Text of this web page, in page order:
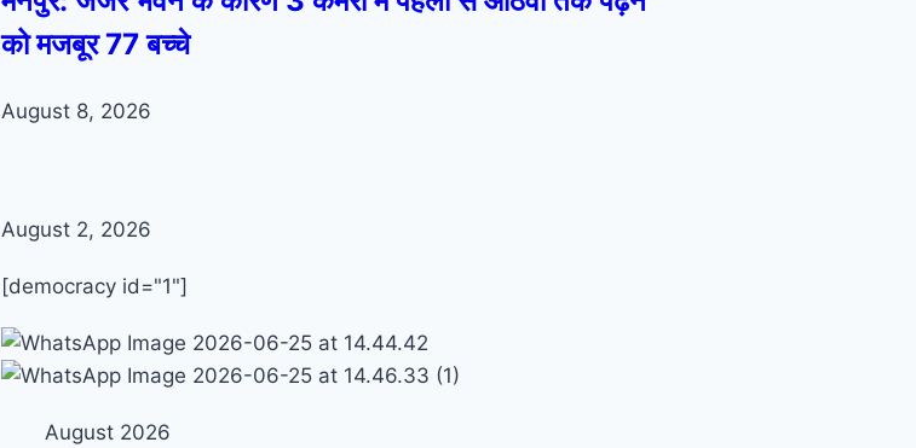
को मजबूर 77 बच्चे
August 8, 2026
August 2, 2026
[democracy id="1"]
August 2026